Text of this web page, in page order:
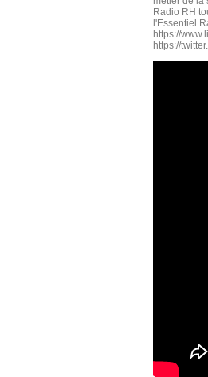
Radio RH
l'Essentiel
https://
https://